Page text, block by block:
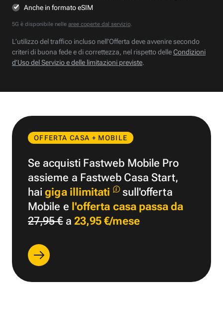
Anche in formato eSIM
5G è disponibile nelle aree coperte dal servizio.
L’utilizzo del traffico incluso nell’Offerta deve avvenire secondo
criteri di buona fede e di correttezza, nel rispetto delleCondizioni
d’Uso del Servizio e delle limitazioni previste.
OFFERTA CASA + MOBILE
Se acquisti Fastweb Mobile Pro
assieme a Fastweb Casa Start,
haigiga illimitati
sull'offerta
Mobile e l'offerta casa passa da
27,95 €a 23,95 €/mese